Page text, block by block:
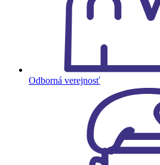
Odborná verejnosť